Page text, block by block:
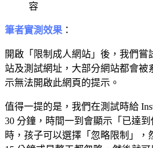
容
筆者實測效果 ：
開啟「限制成人網站」後，我們嘗
站及測試網址，大部分網站都會被
示無法開啟此網頁的提示。
值得一提的是，我們在測試時給
30 分鐘，時間一到會顯示「已達
時，孩子可以選擇「忽略限制」，